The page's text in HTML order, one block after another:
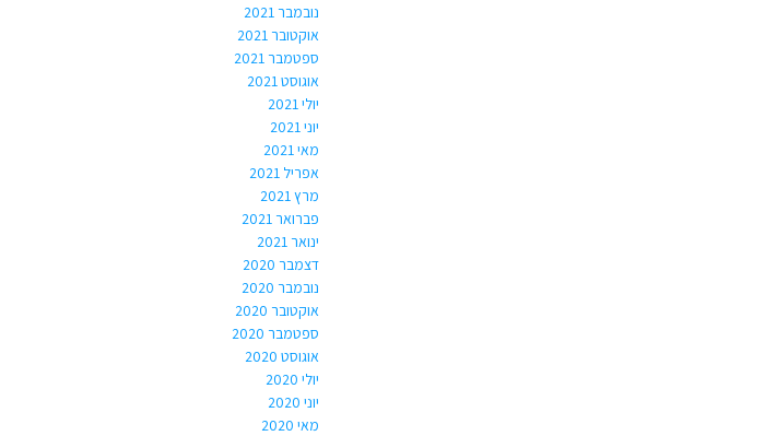
נובמבר 2021
אוקטובר 2021
ספטמבר 2021
אוגוסט 2021
יולי 2021
יוני 2021
מאי 2021
אפריל 2021
מרץ 2021
פברואר 2021
ינואר 2021
דצמבר 2020
נובמבר 2020
אוקטובר 2020
ספטמבר 2020
אוגוסט 2020
יולי 2020
יוני 2020
מאי 2020